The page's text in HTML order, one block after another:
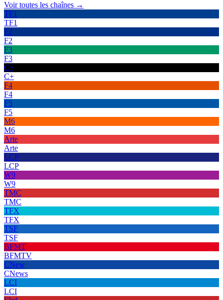
Voir toutes les chaînes →
TF1
TF1
F2
F2
F3
F3
C+
C+
F4
F4
F5
F5
M6
M6
Arte
Arte
LCP
LCP
W9
W9
TMC
TMC
TFX
TFX
TSF
TSF
BFMT
BFMTV
CNew
CNews
LCI
LCI